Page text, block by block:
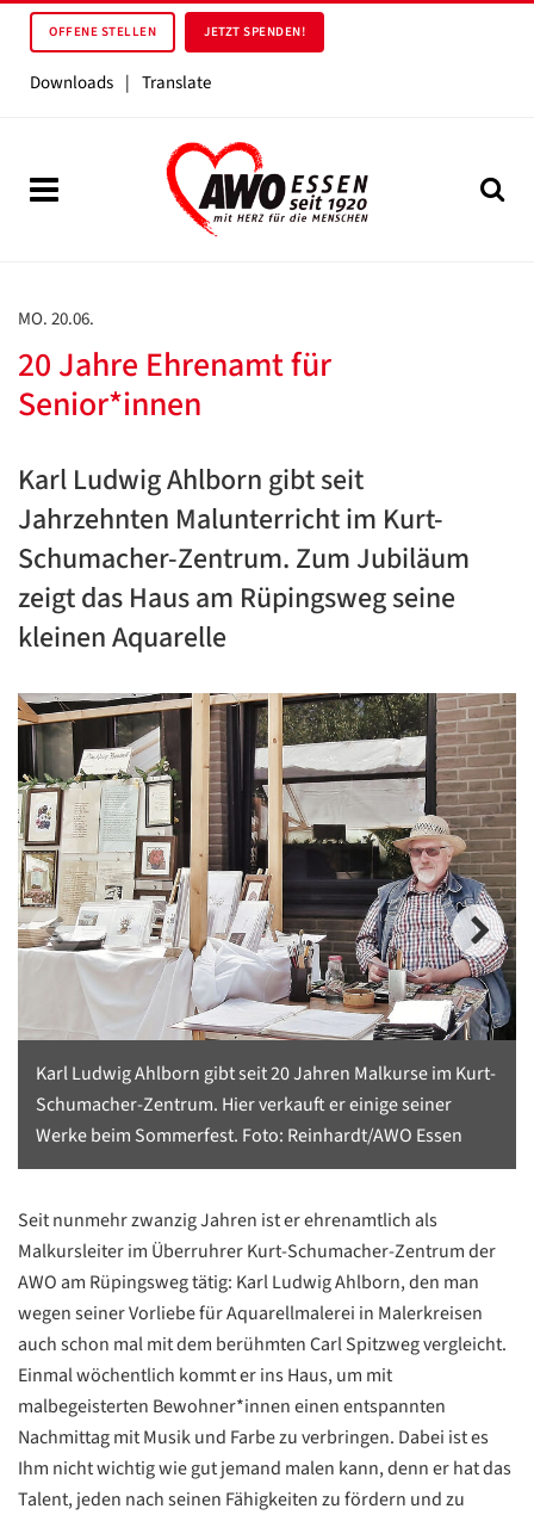
OFFENE STELLEN JETZT SPENDEN!
Downloads | Translate
MO. 20.06.
20 Jahre Ehrenamt für
Senior*innen
Karl Ludwig Ahlborn gibt seit
Jahrzehnten Malunterricht im Kurt-
Schumacher-Zentrum. Zum Jubiläum
zeigt das Haus am Rüpingsweg seine
kleinen Aquarelle
Karl Ludwig Ahlborn gibt seit 20 Jahren Malkurse im Kurt-
Schumacher-Zentrum. Hier verkauft er einige seiner
Werke beim Sommerfest. Foto: Reinhardt/AWO Essen
Seit nunmehr zwanzig Jahren ist er ehrenamtlich als
Malkursleiter im Überruhrer Kurt-Schumacher-Zentrum der
AWO am Rüpingsweg tätig: Karl Ludwig Ahlborn, den man
wegen seiner Vorliebe für Aquarellmalerei in Malerkreisen
auch schon mal mit dem berühmten Carl Spitzweg vergleicht.
Einmal wöchentlich kommt er ins Haus, um mit
malbegeisterten Bewohner*innen einen entspannten
Nachmittag mit Musik und Farbe zu verbringen. Dabei ist es
Ihm nicht wichtig wie gut jemand malen kann, denn er hat das
Talent, jeden nach seinen Fähigkeiten zu fördern und zu